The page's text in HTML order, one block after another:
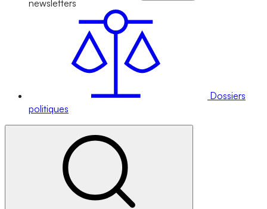
newsletters
Dossiers
politiques